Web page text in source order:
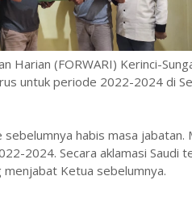
Harian (FORWARI) Kerinci-
untuk periode 2022-2024 di
habis masa jabatan.
2024. Secara aklamasi Saudi
menjabat Ketua sebelumnya.